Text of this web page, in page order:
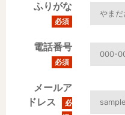
ふりがな
必須
電話番号
必須
メールア
ドレス
必